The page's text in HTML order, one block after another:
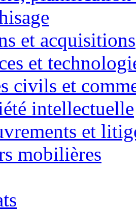
et acquisitions
et
civils et
intellectuelle
et
mobilières